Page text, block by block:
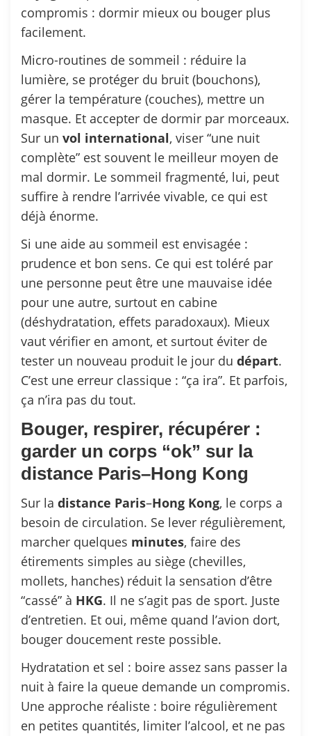
compromis : dormir mieux ou bouger plus
facilement.
Micro-routines de sommeil : réduire la
lumière, se protéger du bruit (bouchons),
gérer la température (couches), mettre un
masque. Et accepter de dormir par morceaux.
Sur un vol international, viser “une nuit
complète” est souvent le meilleur moyen de
mal dormir. Le sommeil fragmenté, lui, peut
suffire à rendre l’arrivée vivable, ce qui est
déjà énorme.
Si une aide au sommeil est envisagée :
prudence et bon sens. Ce qui est toléré par
une personne peut être une mauvaise idée
pour une autre, surtout en cabine
(déshydratation, effets paradoxaux). Mieux
vaut vérifier en amont, et surtout éviter de
tester un nouveau produit le jour du départ.
C’est une erreur classique : “ça ira”. Et parfois,
ça n’ira pas du tout.
Bouger, respirer, récupérer :
garder un corps “ok” sur la
distance Paris–Hong Kong
Sur la distance Paris–Hong Kong, le corps a
besoin de circulation. Se lever régulièrement,
marcher quelques minutes, faire des
étirements simples au siège (chevilles,
mollets, hanches) réduit la sensation d’être
“cassé” à HKG. Il ne s’agit pas de sport. Juste
d’entretien. Et oui, même quand l’avion dort,
bouger doucement reste possible.
Hydratation et sel : boire assez sans passer la
nuit à faire la queue demande un compromis.
Une approche réaliste : boire régulièrement
en petites quantités, limiter l’alcool, et ne pas